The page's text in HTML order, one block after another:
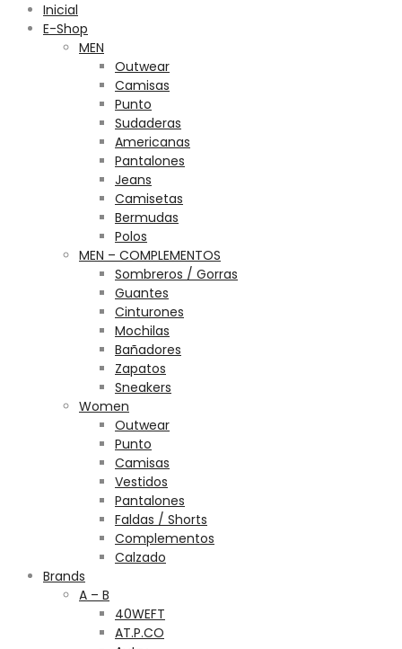
Inicial
E-Shop
MEN
Outwear
Camisas
Punto
Sudaderas
Americanas
Pantalones
Jeans
Camisetas
Bermudas
Polos
MEN – COMPLEMENTOS
Sombreros / Gorras
Guantes
Cinturones
Mochilas
Bañadores
Zapatos
Sneakers
Women
Outwear
Punto
Camisas
Vestidos
Pantalones
Faldas / Shorts
Complementos
Calzado
Brands
A – B
40WEFT
AT.P.CO